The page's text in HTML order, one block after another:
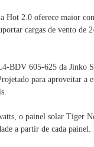
Hot 2.0 oferece maior
cargas de vento de
BDV 605-625 da Jinko
para aproveitar
o painel solar Tiger
a partir de cada painel.